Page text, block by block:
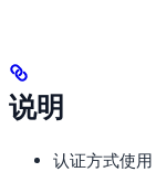
说明
认证方式使用